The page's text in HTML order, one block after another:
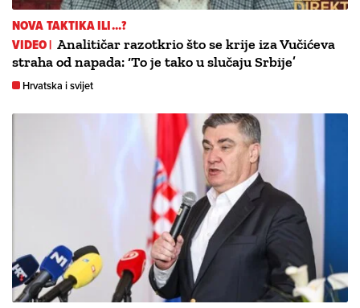
NOVA TAKTIKA ILI...?
VIDEO | Analitičar razotkrio što se krije iza Vučićeva
straha od napada: ‘To je tako u slučaju Srbije’
Hrvatska i svijet